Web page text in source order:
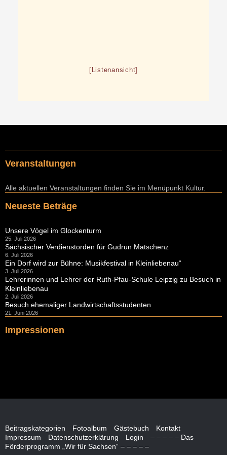
[Listenansicht]
Veranstaltungen
Alle aktuellen Veranstaltungen finden Sie im Menüpunkt Kultur.
Neueste Beträge
Unsere Vögel im Glockenturm
25. Juli 2026
Sächsischer Verdienstorden für Gudrun Matschenz
6. Juli 2026
Ein Dorf wird zur Bühne: Musikfestival in Kleinliebenau“
3. Juli 2026
Lehrerinnen und Lehrer der Ruth-Pfau-Schule Leipzig zu Besuch in
Kleinliebenau
2. Juli 2026
Besuch ehemaliger Landwirtschaftsstudenten
21. Juni 2026
Impressionen
Beitragskategorien Fotoalbum Gästebuch
Kontakt
Impressum
Datenschutzerklärung Login
– – – – – Das
Förderprogramm „Wir für Sachsen“ – – – – –